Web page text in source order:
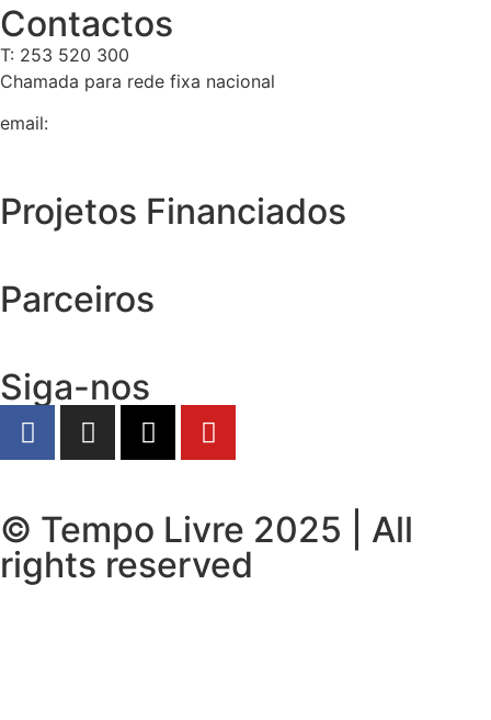
Contactos
T: 253 520 300
Chamada para rede fixa nacional
email:
Projetos Financiados
Parceiros
Siga-nos
© Tempo Livre 2025 | All
rights reserved